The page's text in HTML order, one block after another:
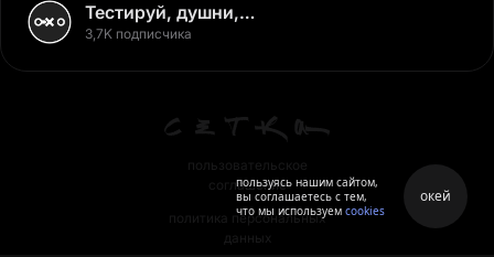
Тестируй, душни,
наслаждайся
3,7K подписчика
пользовательское
соглашение
политика персональных
данных
пользуясь нашим сайтом,
вы соглашаетесь с тем,
что мы используем cookies
окей